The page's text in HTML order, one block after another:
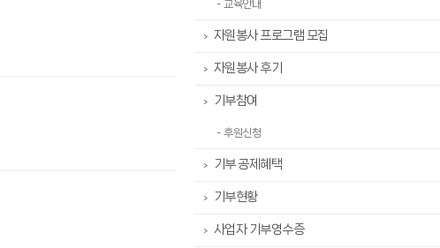
- 교육안내
> 자원봉사 프로그램 모집
> 자원봉사 후기
> 기부참여
- 후원신청
> 기부 공제혜택
> 기부현황
> 사업자 기부영수증